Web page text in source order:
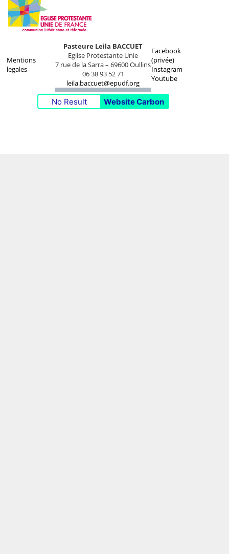
Mentions
legales
Pasteure Leila BACCUET
Eglise Protestante Unie
7 rue de la Sarra – 69600 Oullins
06 38 93 52 71
leila.baccuet@epudf.org
Facebook
(privée)
Instagram
Youtube
No Result Website Carbon